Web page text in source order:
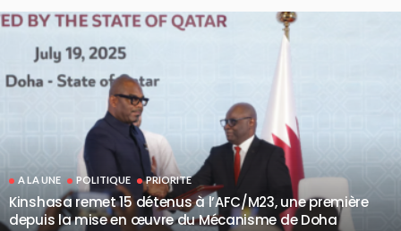
A LA UNE POLITIQUE PRIORITE
Kinshasa remet 15 détenus à l’AFC/M23, une première
depuis la mise en œuvre du Mécanisme de Doha